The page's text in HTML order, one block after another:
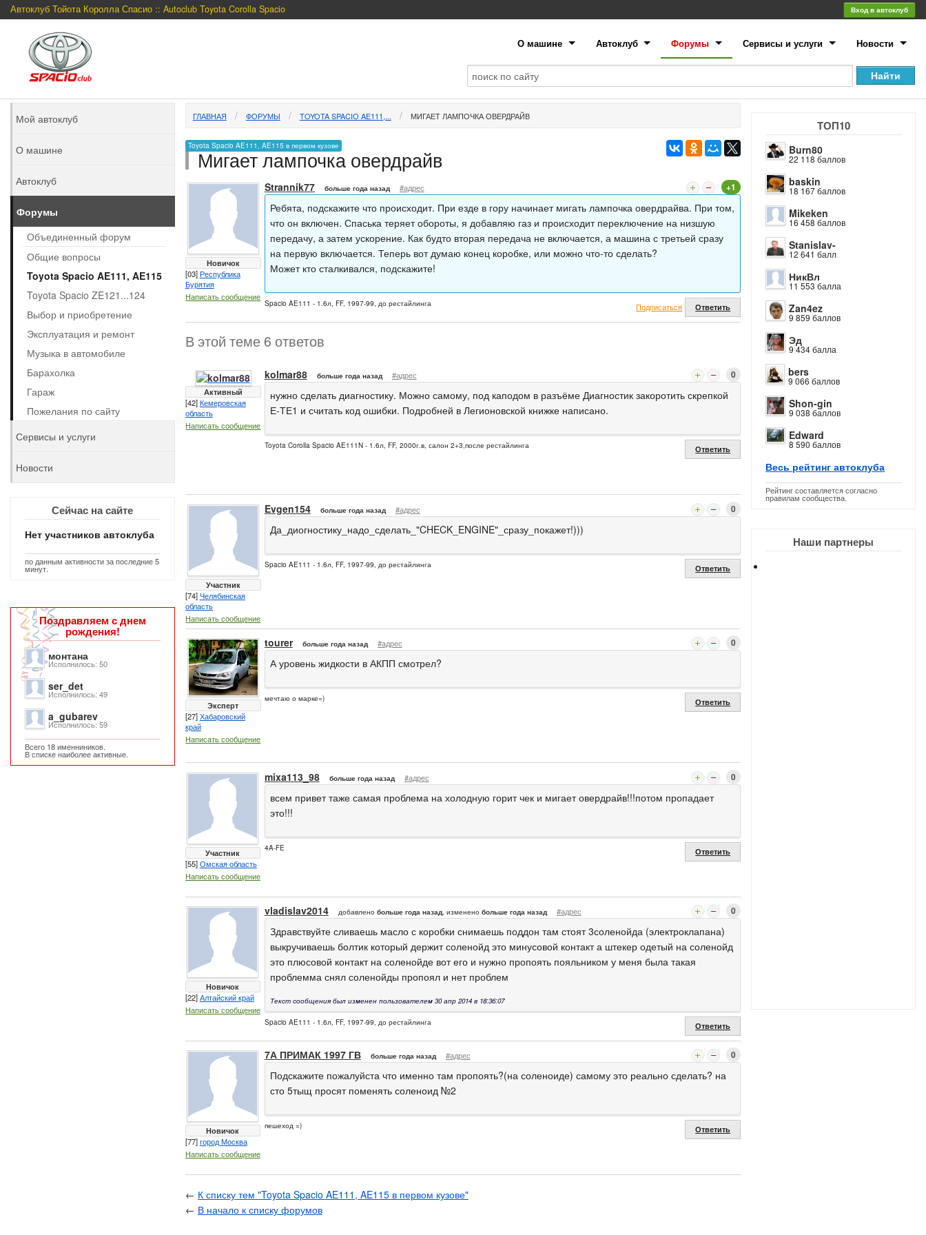
Автоклуб Тойота Королла Спасио :: Autoclub Toyota Corolla Spacio Вход в автоклуб
О машине Автоклуб Форумы Сервисы и услуги Новости
ТОП10
Burn80
22 118 баллов
baskin
18 167 баллов
Mikeken
16 458 баллов
Stanislav-
12 641 балл
НикВл
11 553 балла
Zan4ez
9 859 баллов
Эд
9 434 балла
bers
9 066 баллов
Shon-gin
9 038 баллов
Edward
8 590 баллов
Весь рейтинг автоклуба
Рейтинг составляется согласно
правилам сообщества.
Наши партнеры
ГЛАВНАЯ ФОРУМЫ TOYOTA SPACIO AE111,... МИГАЕТ ЛАМПОЧКА ОВЕРДРАЙВ
Toyota Spacio AE111, AE115 в первом кузове
Мигает лампочка овердрайв
Новичок
[03]Республика
Бурятия
Написать сообщение
Strannik77 больше года назад #адрес +1
Ребята, подскажите что происходит. При езде в гору начинает мигать лампочка овердрайва. При том,
что он включен. Спаська теряет обороты, я добавляю газ и происходит переключение на низшую
передачу, а затем ускорение. Как будто вторая передача не включается, а машина с третьей сразу
на первую включается. Теперь вот думаю конец коробке, или можно что-то сделать?
Может кто сталкивался, подскажите!
Spacio AE111 - 1.6л, FF, 1997-99, до рестайлинга Подписаться Ответить
В этой теме 6 ответов
Активный
[42]Кемеровская
область
Написать сообщение
kolmar88 больше года назад #адрес 0
нужно сделать диагностику. Можно самому, под каподом в разъёме Диагностик закоротить скрепкой
Е-ТЕ1 и считать код ошибки. Подробней в Легионовской книжке написано.
Toyota Corolla Spacio AE111N - 1.6л, FF, 2000г.в, салон 2+3,после рестайлинга Ответить
Участник
[74]Челябинская
область
Написать сообщение
Evgen154 больше года назад #адрес 0
Да_диогностику_надо_сделать_"CHECK_ENGINE"_сразу_покажет!)))
Spacio AE111 - 1.6л, FF, 1997-99, до рестайлинга Ответить
Эксперт
[27]Хабаровский
край
Написать сообщение
tourer больше года назад #адрес 0
А уровень жидкости в АКПП смотрел?
мечтаю о марке=) Ответить
Участник
[55]Омская область
Написать сообщение
mixa113_98 больше года назад #адрес 0
всем привет таже самая проблема на холодную горит чек и мигает овердрайв!!!потом пропадает
это!!!
4A-FE Ответить
Новичок
[22]Алтайский край
Написать сообщение
vladislav2014 добавлено больше года назад, изменено больше года назад #адрес 0
Здравствуйте сливаешь масло с коробки снимаешь поддон там стоят 3соленойда (электроклапана)
выкручиваешь болтик который держит соленойд это минусовой контакт а штекер одетый на соленойд
это плюсовой контакт на соленойде вот его и нужно пропоять пояльником у меня была такая
проблемма снял соленойды пропоял и нет проблем
Текст сообщения был изменен пользователем 30 апр 2014 в 18:36:07
Spacio AE111 - 1.6л, FF, 1997-99, до рестайлинга Ответить
Новичок
[77]город Москва
Написать сообщение
7А ПРИМАК 1997 ГВ больше года назад #адрес 0
Подскажите пожалуйста что именно там пропоять?(на соленоиде) самому это реально сделать? на
сто 5тыщ просят поменять соленоид №2
пешеход =) Ответить
← К списку тем "Toyota Spacio AE111, AE115 в первом кузове"
← В начало к списку форумов
Мой автоклуб
О машине
Автоклуб
Форумы
Объединенный форум
Общие вопросы
Toyota Spacio AE111, AE115
Toyota Spacio ZE121...124
Выбор и приобретение
Эксплуатация и ремонт
Музыка в автомобиле
Барахолка
Гараж
Пожелания по сайту
Сервисы и услуги
Новости
Сейчас на сайте
Нет участников автоклуба
по данным активности за последние 5
минут.
Поздравляем с днем
рождения!
монтана
Исполнилось: 50
ser_det
Исполнилось: 49
a_gubarev
Исполнилось: 59
Всего 18 именниников.
В списке наиболее активные.